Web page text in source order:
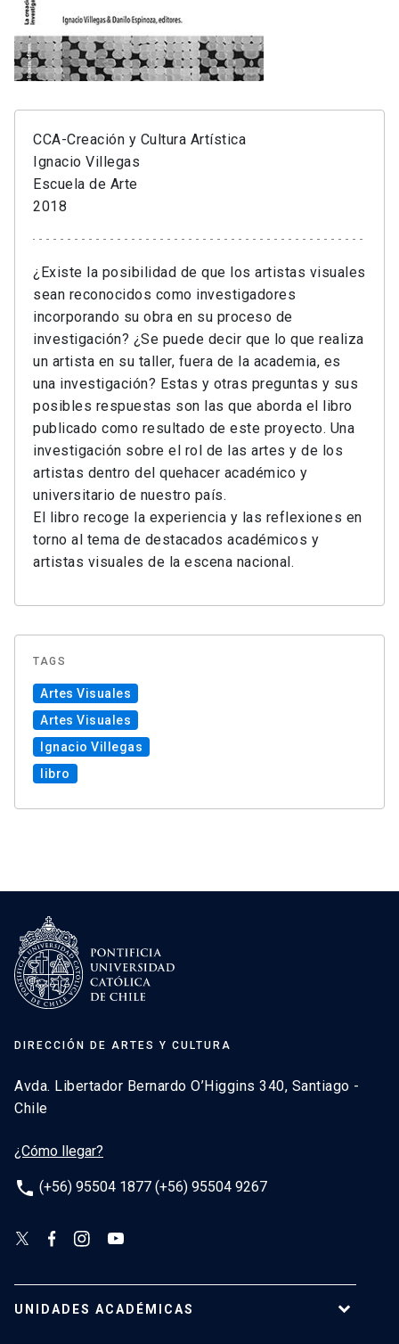
CCA-Creación y Cultura Artística
Ignacio Villegas
Escuela de Arte
2018
¿Existe la posibilidad de que los artistas visuales
sean reconocidos como investigadores
incorporando su obra en su proceso de
investigación? ¿Se puede decir que lo que realiza
un artista en su taller, fuera de la academia, es
una investigación? Estas y otras preguntas y sus
posibles respuestas son las que aborda el libro
publicado como resultado de este proyecto. Una
investigación sobre el rol de las artes y de los
artistas dentro del quehacer académico y
universitario de nuestro país.
El libro recoge la experiencia y las reflexiones en
torno al tema de destacados académicos y
artistas visuales de la escena nacional.
TAGS
Artes Visuales
Artes Visuales
Ignacio Villegas
libro
DIRECCIÓN DE ARTES Y CULTURA
Avda. Libertador Bernardo O’Higgins 340, Santiago -
Chile
¿Cómo llegar?
phone (+56) 95504 1877 (+56) 95504 9267
UNIDADES ACADÉMICAS